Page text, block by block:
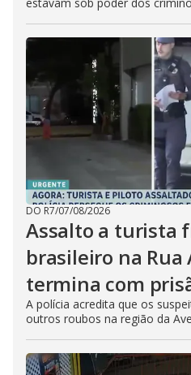
DO R7/07/08/2026
Assalto a turista
brasileiro na Rua
termina com
A polícia acredita que os
outros roubos na região da